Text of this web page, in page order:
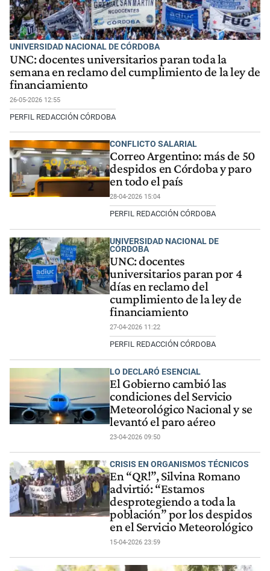
UNIVERSIDAD NACIONAL DE CÓRDOBA
UNC: docentes universitarios paran toda la
semana en reclamo del cumplimiento de la ley de
financiamiento
26-05-2026 12:55
PERFIL REDACCIÓN CÓRDOBA
CONFLICTO SALARIAL
Correo Argentino: más de 50
despidos en Córdoba y paro
en todo el país
28-04-2026 15:04
PERFIL REDACCIÓN CÓRDOBA
UNIVERSIDAD NACIONAL DE
CÓRDOBA
UNC: docentes
universitarios paran por 4
días en reclamo del
cumplimiento de la ley de
financiamiento
27-04-2026 11:22
PERFIL REDACCIÓN CÓRDOBA
LO DECLARÓ ESENCIAL
El Gobierno cambió las
condiciones del Servicio
Meteorológico Nacional y se
levantó el paro aéreo
23-04-2026 09:50
CRISIS EN ORGANISMOS TÉCNICOS
En “QR!”, Silvina Romano
advirtió: “Estamos
desprotegiendo a toda la
población” por los despidos
en el Servicio Meteorológico
15-04-2026 23:59